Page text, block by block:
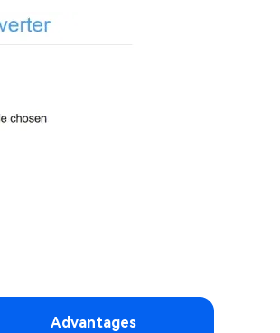
Advantages